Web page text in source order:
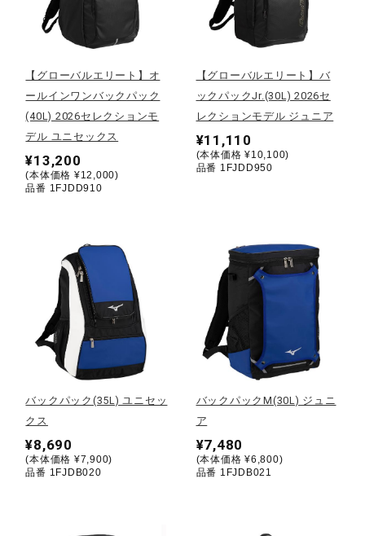
ウィンタースポーツ
ワーキング
ウォーキングシューズ
インナー
寝具／ミズノスリープ
アウトドア／レイン
サポーター
【グローバルエリート】オ
ールインワンバックパック
(40L) 2026セレクションモ
デル ユニセックス
¥13,200
(本体価格 ¥12,000)
品番 1FJDD910
【グローバルエリート】バ
ックパックJr.(30L) 2026セ
レクションモデル ジュニア
¥11,110
(本体価格 ¥10,100)
品番 1FJDD950
バックパック(35L) ユニセッ
クス
¥8,690
(本体価格 ¥7,900)
品番 1FJDB020
バックパックM(30L) ジュニ
ア
¥7,480
(本体価格 ¥6,800)
品番 1FJDB021